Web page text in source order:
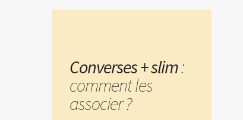
Converses + slim:
comment les
associer ?